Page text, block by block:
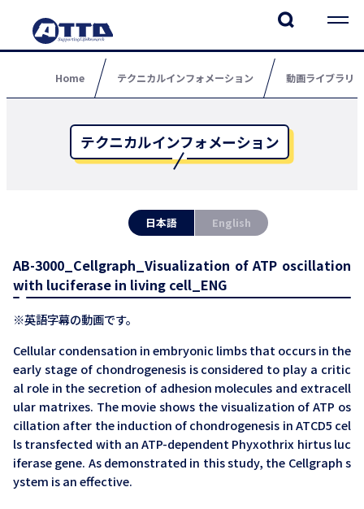
Home テクニカルインフォメーション 動画ライブラリ
テクニカルインフォメーション
日本語 English
AB-3000_Cellgraph_Visualization of ATP oscillation
with luciferase in living cell_ENG
※英語字幕の動画です。
Cellular condensation in embryonic limbs that occurs in the
early stage of chondrogenesis is considered to play a critic
al role in the secretion of adhesion molecules and extracell
ular matrixes. The movie shows the visualization of ATP os
cillation after the induction of chondrogenesis in ATCD5 cel
ls transfected with an ATP-dependent Phyxothrix hirtus luc
iferase gene. As demonstrated in this study, the Cellgraph s
ystem is an effective.